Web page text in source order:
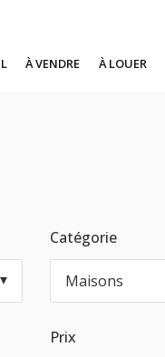
À VENDRE À LOUER
Catégorie
Maisons
Prix